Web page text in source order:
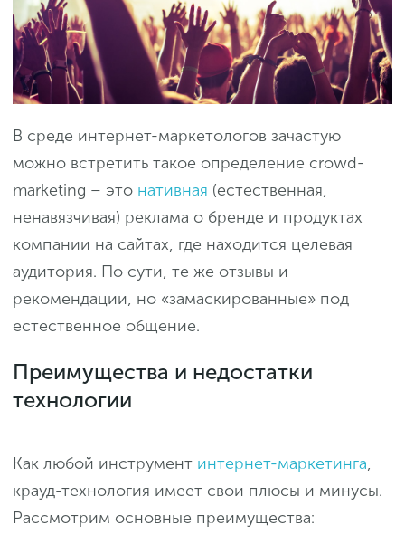
В среде интернет-маркетологов зачастую
можно встретить такое определение crowd-
marketing – это нативная (естественная,
ненавязчивая) реклама о бренде и продуктах
компании на сайтах, где находится целевая
аудитория. По сути, те же отзывы и
рекомендации, но «замаскированные» под
естественное общение.
Преимущества и недостатки
технологии
Как любой инструмент интернет-маркетинга,
крауд-технология имеет свои плюсы и минусы.
Рассмотрим основные преимущества: